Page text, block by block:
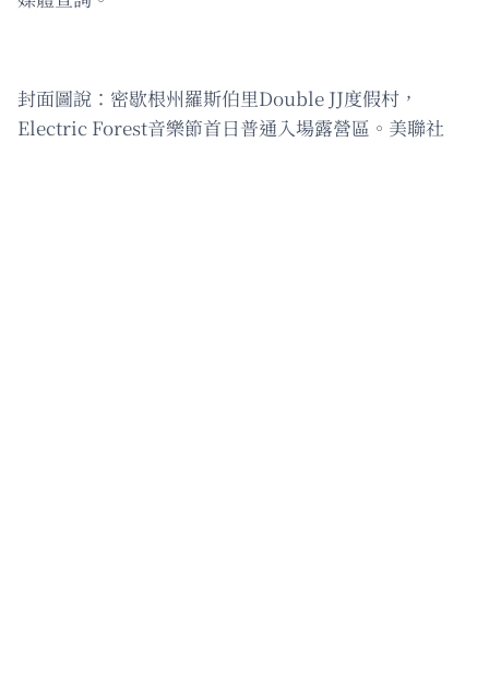
封面圖說：密歇根州羅斯伯里Double JJ度假村，
Electric Forest音樂節首日普通入場露營區。美聯社